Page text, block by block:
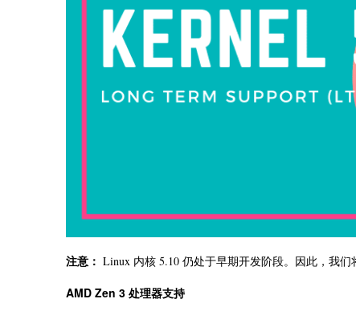
注意： Linux 内核 5.10 仍处于早期开发阶段。因此，我们
AMD Zen 3 处理器支持